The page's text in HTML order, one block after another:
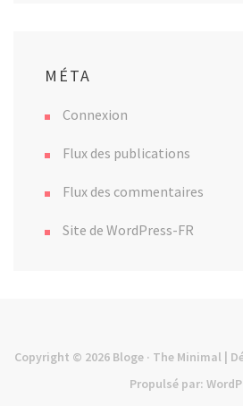
MÉTA
Connexion
Flux des publications
Flux des commentaires
Site de WordPress-FR
Copyright © 2026 Bloge · The Minimal |
Propulsé par: